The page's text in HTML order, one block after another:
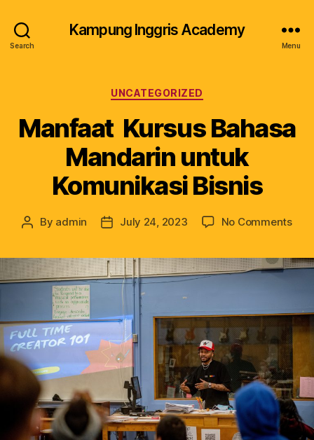
Search
Kampung Inggris Academy
Menu
UNCATEGORIZED
Manfaat Kursus Bahasa
Mandarin untuk
Komunikasi Bisnis
By admin July 24, 2023 No Comments